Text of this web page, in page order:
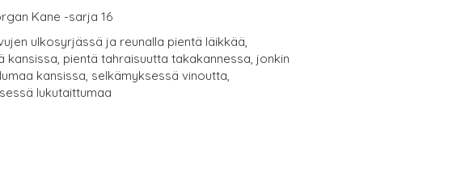
Kane -sarja 16
ulkosyrjässä ja reunalla pientä läikkää,
kansissa, pientä tahraisuutta takakannessa, jonkin
kansissa, selkämyksessä vinoutta,
lukutaittumaa